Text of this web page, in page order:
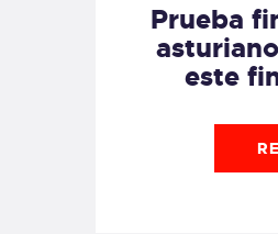
Prueba
este